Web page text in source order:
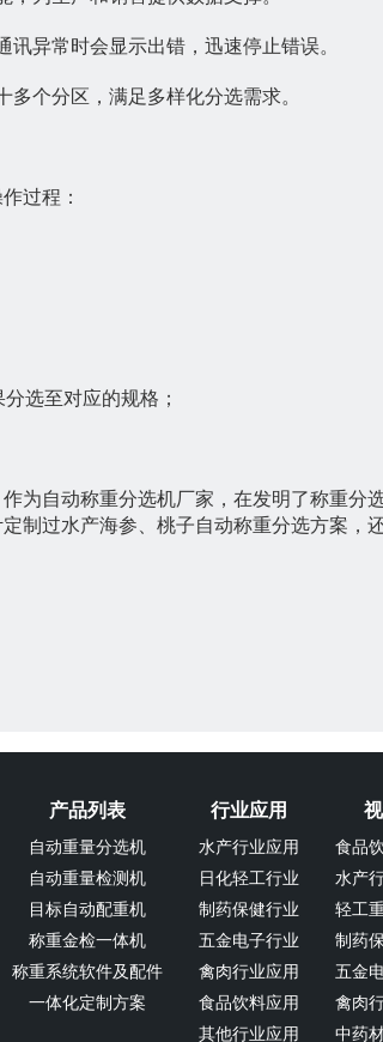
异常时会显示出错，迅速停止错误。
个分区，满足多样化分选需求。
过程：
选至对应的规格；
作为自动称重分选机厂家，在发明了称重
制过水产海参、桃子自动称重分选方案，
产品列表
自动重量分选机
自动重量检测机
目标自动配重机
称重金检一体机
称重系统软件及配件
一体化定制方案
行业应用
水产行业应用
日化轻工行业
制药保健行业
五金电子行业
禽肉行业应用
食品饮料应用
其他行业应用
食品
水产
轻工
制药
五金
禽肉
中药